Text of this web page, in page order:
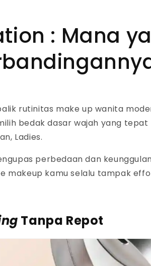
: Mana
rutinitas make up wanita
bedak dasar wajah yang tepat
Ladies.
perbedaan dan
makeup kamu selalu tampak
Tanpa Repot